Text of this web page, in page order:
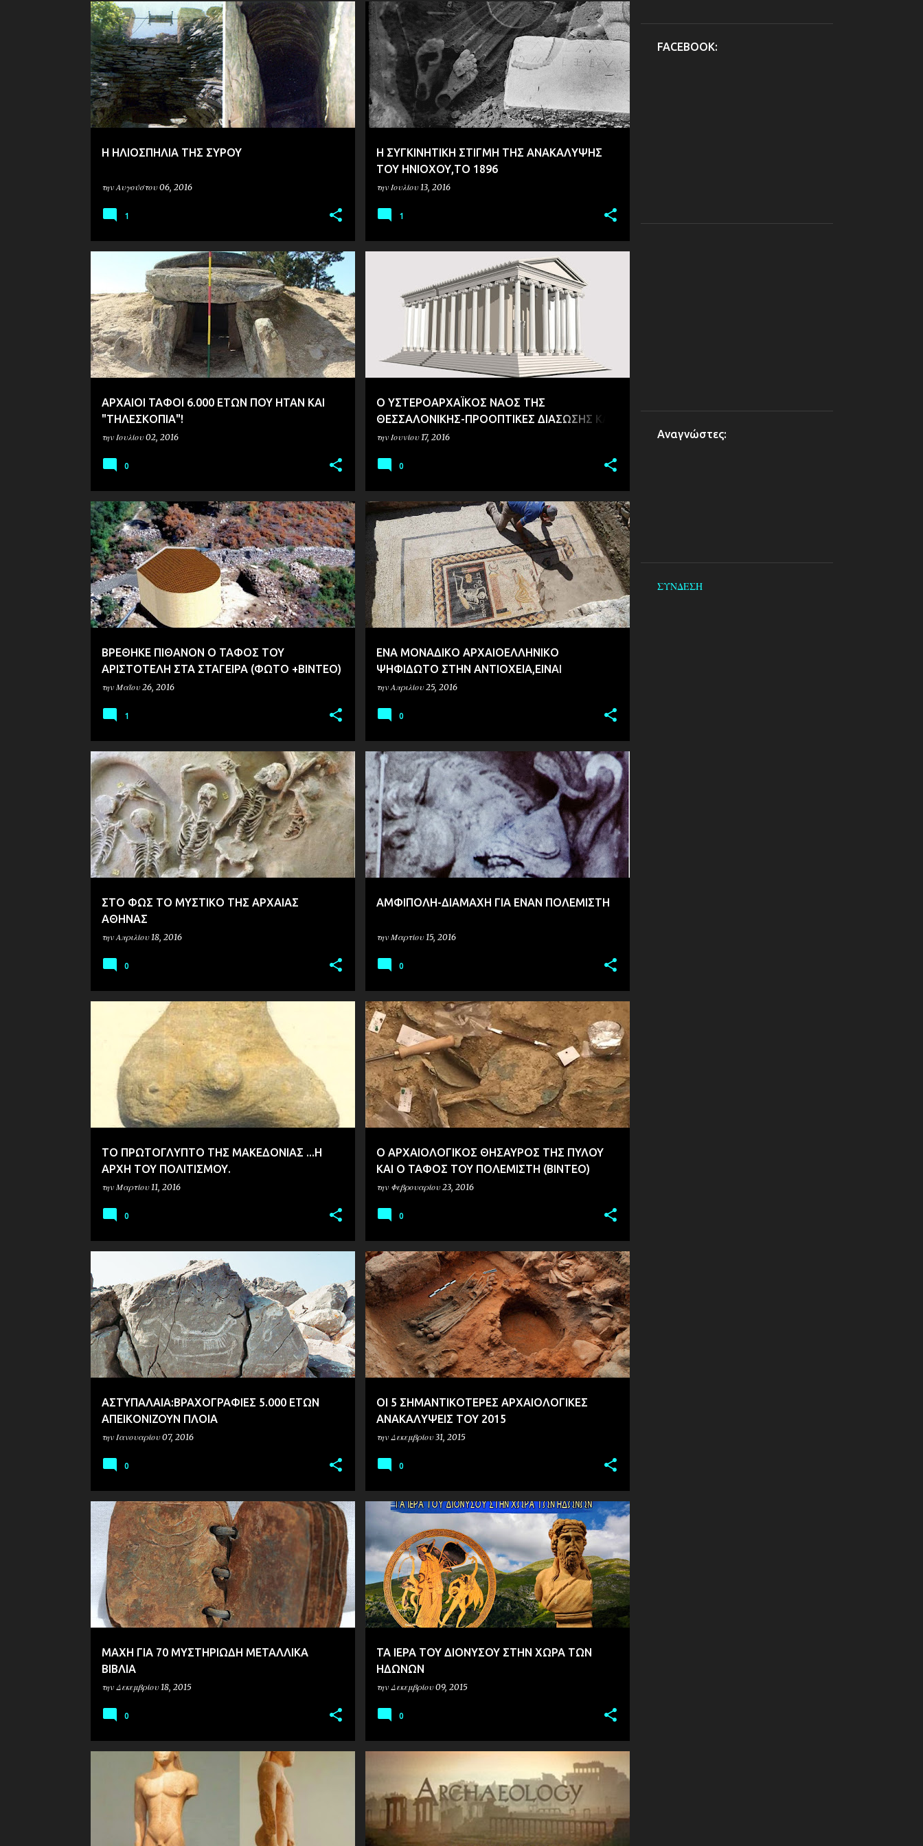
ή
σ
ε
ι
ς
Η ΗΛΙΟΣΠΗΛΙΑ ΤΗΣ ΣΥΡΟΥ
την Αυγούστου 06, 2016
ΑΡΧΑΙΟΛΟΓΙΑ ΑΣΤΡΟΝΟΜΙΑ EΡΕΥΝΑ
1
Η ΣΥΓΚΙΝΗΤΙΚΗ ΣΤΙΓΜΗ ΤΗΣ ΑΝΑΚΑΛΥΨΗΣ
ΤΟΥ ΗΝΙΟΧΟΥ,ΤΟ 1896
την Ιουλίου 13, 2016
ΑΡΧΑΙΟΛΟΓΙΑ
1
ΑΡΧΑΙΟΙ ΤΑΦΟΙ 6.000 ΕΤΩΝ ΠΟΥ ΗΤΑΝ ΚΑΙ
"ΤΗΛΕΣΚΟΠΙΑ"!
την Ιουλίου 02, 2016
ΑΡΧΑΙΟΛΟΓΙΑ ΑΣΤΡΟΝΟΜΙΑ
0
Ο ΥΣΤΕΡΟΑΡΧΑΪΚΟΣ ΝΑΟΣ ΤΗΣ
ΘΕΣΣΑΛΟΝΙΚΗΣ-ΠΡΟΟΠΤΙΚΕΣ ΔΙΑΣΩΣΗΣ ΚΑΙ
ΑΝΑΔΕΙΞΗΣ
την Ιουνίου 17, 2016
0
ΒΡΕΘΗΚΕ ΠΙΘΑΝΟΝ Ο ΤΑΦΟΣ ΤΟΥ
ΑΡΙΣΤΟΤΕΛΗ ΣΤΑ ΣΤΑΓΕΙΡΑ (ΦΩΤΟ +ΒΙΝΤΕΟ)
την Μαΐου 26, 2016
ΑΡΧΑΙΟΛΟΓΙΑ
1
ΕΝΑ ΜΟΝΑΔΙΚΟ ΑΡΧΑΙΟΕΛΛΗΝΙΚΟ
ΨΗΦΙΔΩΤΟ ΣΤΗΝ ΑΝΤΙΟΧΕΙΑ,ΕΙΝΑΙ
ΑΦΙΕΡΩΜΕΝΟ ΣΤΟ ΝΟΗΜΑ ΤΗΣ ΖΩΗΣ
την Απριλίου 25, 2016
ΑΡΧΑΙΟΛΟΓΙΑ
0
ΣΤΟ ΦΩΣ ΤΟ ΜΥΣΤΙΚΟ ΤΗΣ ΑΡΧΑΙΑΣ
ΑΘΗΝΑΣ
την Απριλίου 18, 2016
ΑΡΧΑΙΟΛΟΓΙΑ
0
ΑΜΦΙΠΟΛΗ-ΔΙΑΜΑΧΗ ΓΙΑ ΕΝΑΝ ΠΟΛΕΜΙΣΤΗ
την Μαρτίου 15, 2016
ΑΡΧΑΙΟΛΟΓΙΑ
0
ΤΟ ΠΡΩΤΟΓΛΥΠΤΟ ΤΗΣ ΜΑΚΕΔΟΝΙΑΣ ...Η
ΑΡΧΗ ΤΟΥ ΠΟΛΙΤΙΣΜΟΥ.
την Μαρτίου 11, 2016
ΑΡΧΑΙΟΛΟΓΙΑ ΠΡΟΪΣΤΟΡΙΑ
0
Ο ΑΡΧΑΙΟΛΟΓΙΚΟΣ ΘΗΣΑΥΡΟΣ ΤΗΣ ΠΥΛΟΥ
KΑΙ Ο ΤΑΦΟΣ ΤΟΥ ΠΟΛΕΜΙΣΤΗ (ΒΙΝΤΕΟ)
την Φεβρουαρίου 23, 2016
ΑΡΧΑΙΟΛΟΓΙΑ ΒΙΝΤΕΟ
0
ΑΣΤΥΠΑΛΑΙΑ:ΒΡΑΧΟΓΡΑΦΙΕΣ 5.000 ΕΤΩΝ
ΑΠΕΙΚΟΝΙΖΟΥΝ ΠΛΟΙΑ
την Ιανουαρίου 07, 2016
ΠΡΟΪΣΤΟΡΙΑ
0
ΟΙ 5 ΣΗΜΑΝΤΙΚΟΤΕΡΕΣ ΑΡΧΑΙΟΛΟΓΙΚΕΣ
ΑΝΑΚΑΛΥΨΕΙΣ ΤΟΥ 2015
την Δεκεμβρίου 31, 2015
ΑΡΧΑΙΟΛΟΓΙΑ
0
ΜΑΧΗ ΓΙΑ 70 ΜΥΣΤΗΡΙΩΔΗ ΜΕΤΑΛΛΙΚΑ
ΒΙΒΛΙΑ
την Δεκεμβρίου 18, 2015
ΑΡΧΑΙΟΛΟΓΙΑ
0
ΤΑ ΙΕΡΑ ΤΟΥ ΔΙΟΝΥΣΟΥ ΣΤΗΝ ΧΩΡΑ ΤΩΝ
ΗΔΩΝΩΝ
την Δεκεμβρίου 09, 2015
0
ΑΡΧΑΙΟΛΟΓΙΑ
FACEBOOK:
Αναγνώστες:
ΣΥΝΔΕΣΗ